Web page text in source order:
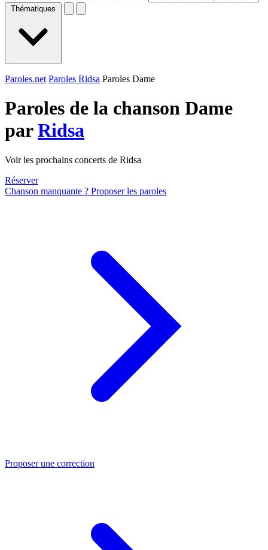
Thématiques
Paroles.net Paroles Ridsa Paroles Dame
Paroles de la chanson Dame
parRidsa
Voir les prochains concerts de Ridsa
Réserver
Chanson manquante ? Proposer les paroles
Proposer une correction